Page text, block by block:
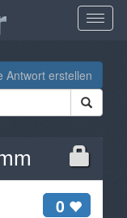
Antwort erstellen
0